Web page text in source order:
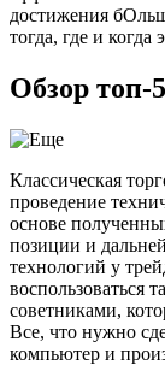
достижения
тогда, где и когда
Обзор топ-
Классическая
проведение
основе
позиции и
технологий у
воспользоваться
советниками,
Все, что нужно
компьютер и